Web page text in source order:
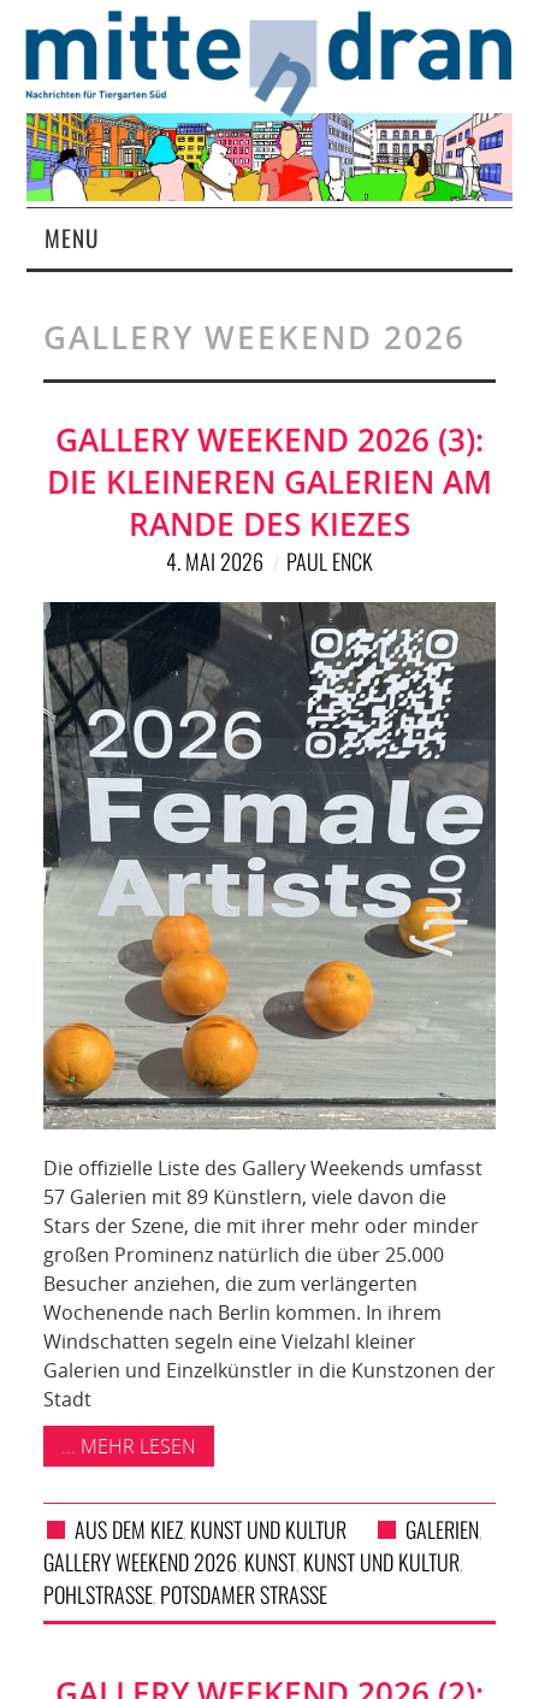
MENU
MAGAZIN
ÜBER UNS
RUBRIKEN
NETZWERK
SPONSORING
KONTAKT
GALLERY WEEKEND 2026
GALLERY WEEKEND 2026 (3):
DIE KLEINEREN GALERIEN AM
RANDE DES KIEZES
4. MAI 2026 PAUL ENCK
Die offizielle Liste des Gallery Weekends umfasst
57 Galerien mit 89 Künstlern, viele davon die
Stars der Szene, die mit ihrer mehr oder minder
großen Prominenz natürlich die über 25.000
Besucher anziehen, die zum verlängerten
Wochenende nach Berlin kommen. In ihrem
Windschatten segeln eine Vielzahl kleiner
Galerien und Einzelkünstler in die Kunstzonen der
Stadt
... MEHR LESEN
AUS DEM KIEZ, KUNST UND KULTUR GALERIEN,
GALLERY WEEKEND 2026, KUNST, KUNST UND KULTUR,
POHLSTRASSE , POTSDAMER STRASSE